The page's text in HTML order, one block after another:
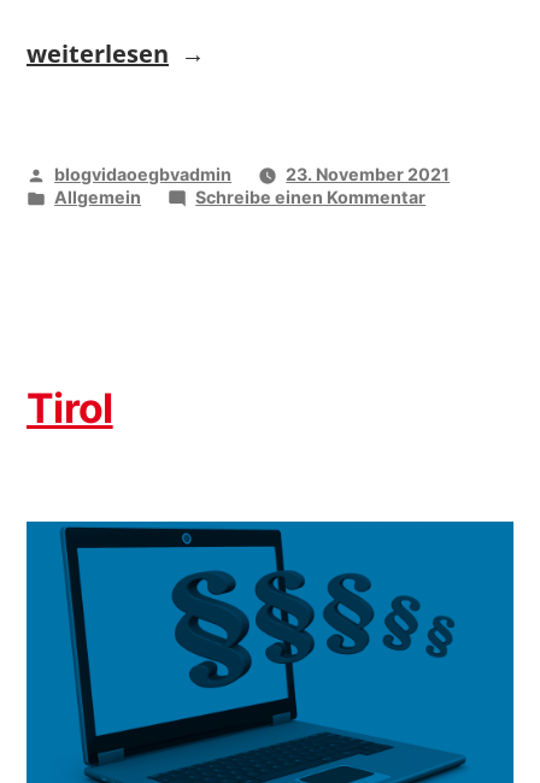
„Wien“
weiterlesen
Veröffentlicht
von
blogvidaoegbvadmin
23. November 2021
Veröffentlicht
Allgemein Schreibe einen Kommentarzu
Tirol